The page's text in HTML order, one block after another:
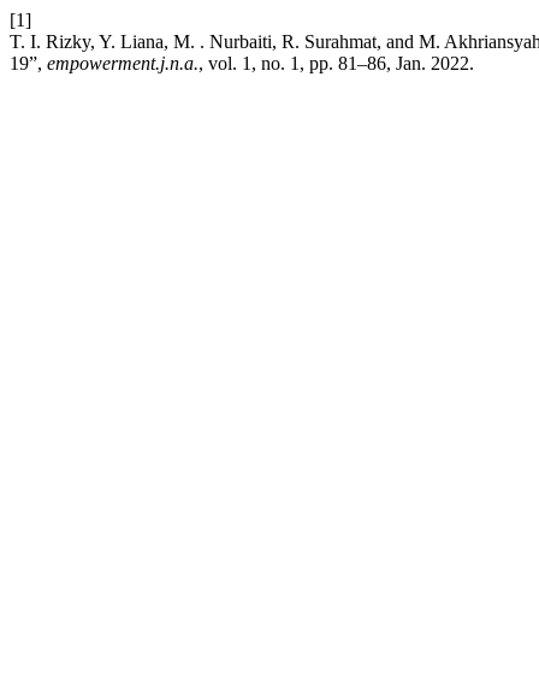
[1]
T. I. Rizky, Y. Liana, M. . Nurbaiti, R. Surahmat, and M.
19”, empowerment.j.n.a., vol. 1, no. 1, pp. 81–86, Jan. 2022.